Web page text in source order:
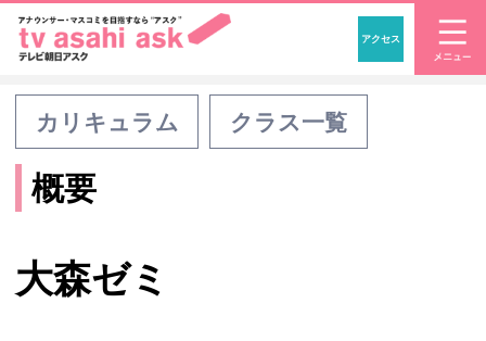
「アナウンサー・マ
アクセス
カリキュラム クラス一覧
概要
大森ゼミ